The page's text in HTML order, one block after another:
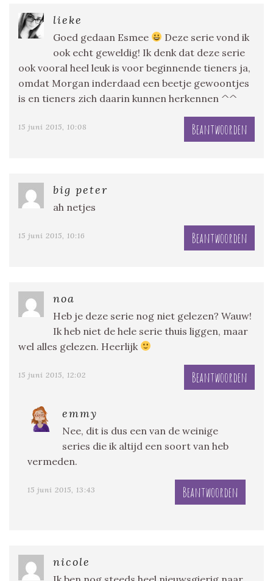
lieke
Goed gedaan Esmee
Deze serie vond ik
ook echt geweldig! Ik denk dat deze serie
ook vooral heel leuk is voor beginnende tieners ja,
omdat Morgan inderdaad een beetje gewoontjes
is en tieners zich daarin kunnen herkennen ^^
15 juni 2015, 10:08 Beantwoorden
big peter
ah netjes
15 juni 2015, 10:16 Beantwoorden
noa
Heb je deze serie nog niet gelezen? Wauw!
Ik heb niet de hele serie thuis liggen, maar
wel alles gelezen. Heerlijk
15 juni 2015, 12:02 Beantwoorden
emmy
Nee, dit is dus een van de weinige
series die ik altijd een soort van heb
vermeden.
15 juni 2015, 13:43 Beantwoorden
nicole